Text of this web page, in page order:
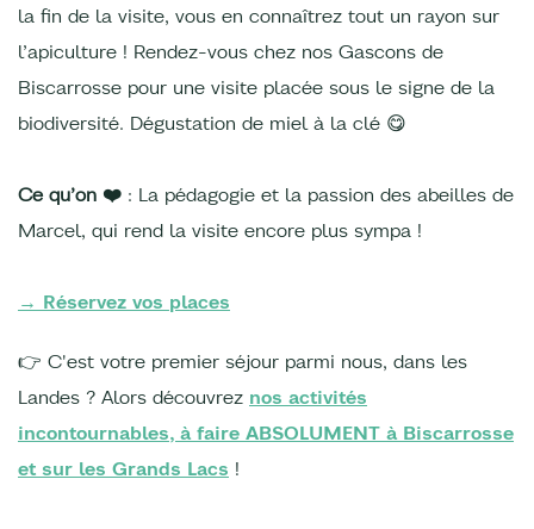
la fin de la visite, vous en connaîtrez tout un rayon sur
l’apiculture ! Rendez-vous chez nos Gascons de
Biscarrosse pour une visite placée sous le signe de la
biodiversité. Dégustation de miel à la clé 😋
Ce qu’on ❤️ : La pédagogie et la passion des abeilles de
Marcel, qui rend la visite encore plus sympa !
→ Réservez vos places
👉 C'est votre premier séjour parmi nous, dans les
Landes ? Alors découvrez nos activités
incontournables, à faire ABSOLUMENT à Biscarrosse
et sur les Grands Lacs !